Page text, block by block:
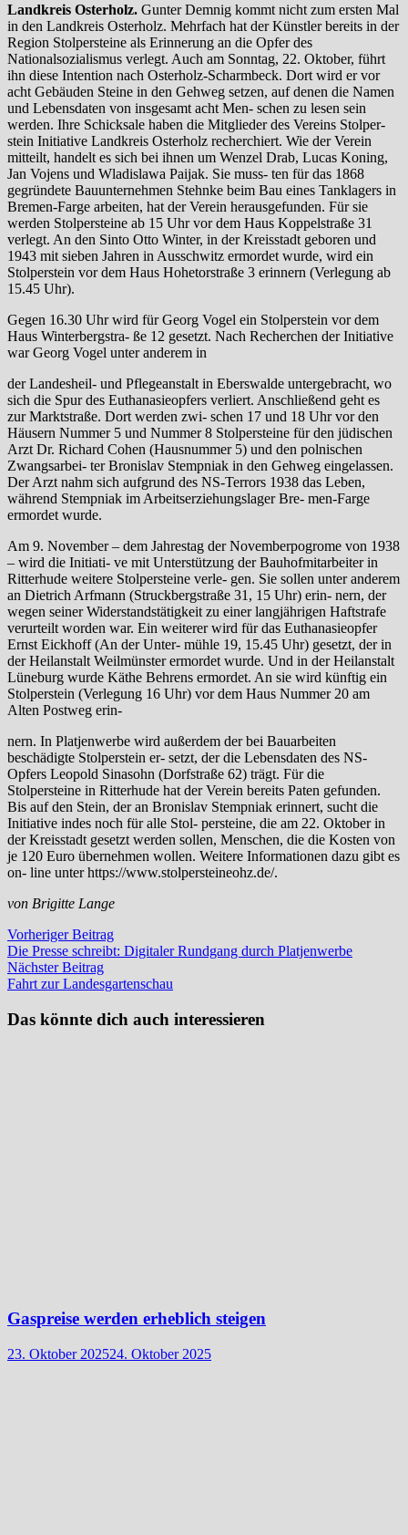
Landkreis Osterholz. Gunter Demnig kommt nicht zum ersten Mal
in den Landkreis Osterholz. Mehrfach hat der Künstler bereits in der
Region Stolpersteine als Erinnerung an die Opfer des
Nationalsozialismus verlegt. Auch am Sonntag, 22. Oktober, führt
ihn diese Intention nach Osterholz-Scharmbeck. Dort wird er vor
acht Gebäuden Steine in den Gehweg setzen, auf denen die Namen
und Lebensdaten von insgesamt acht Men- schen zu lesen sein
werden. Ihre Schicksale haben die Mitglieder des Vereins Stolper-
stein Initiative Landkreis Osterholz recherchiert. Wie der Verein
mitteilt, handelt es sich bei ihnen um Wenzel Drab, Lucas Koning,
Jan Vojens und Wladislawa Paijak. Sie muss- ten für das 1868
gegründete Bauunternehmen Stehnke beim Bau eines Tanklagers in
Bremen-Farge arbeiten, hat der Verein herausgefunden. Für sie
werden Stolpersteine ab 15 Uhr vor dem Haus Koppelstraße 31
verlegt. An den Sinto Otto Winter, in der Kreisstadt geboren und
1943 mit sieben Jahren in Ausschwitz ermordet wurde, wird ein
Stolperstein vor dem Haus Hohetorstraße 3 erinnern (Verlegung ab
15.45 Uhr).
Gegen 16.30 Uhr wird für Georg Vogel ein Stolperstein vor dem
Haus Winterbergstra- ße 12 gesetzt. Nach Recherchen der Initiative
war Georg Vogel unter anderem in
der Landesheil- und Pflegeanstalt in Eberswalde untergebracht, wo
sich die Spur des Euthanasieopfers verliert. Anschließend geht es
zur Marktstraße. Dort werden zwi- schen 17 und 18 Uhr vor den
Häusern Nummer 5 und Nummer 8 Stolpersteine für den jüdischen
Arzt Dr. Richard Cohen (Hausnummer 5) und den polnischen
Zwangsarbei- ter Bronislav Stempniak in den Gehweg eingelassen.
Der Arzt nahm sich aufgrund des NS-Terrors 1938 das Leben,
während Stempniak im Arbeitserziehungslager Bre- men-Farge
ermordet wurde.
Am 9. November – dem Jahrestag der Novemberpogrome von 1938
– wird die Initiati- ve mit Unterstützung der Bauhofmitarbeiter in
Ritterhude weitere Stolpersteine verle- gen. Sie sollen unter anderem
an Dietrich Arfmann (Struckbergstraße 31, 15 Uhr) erin- nern, der
wegen seiner Widerstandstätigkeit zu einer langjährigen Haftstrafe
verurteilt worden war. Ein weiterer wird für das Euthanasieopfer
Ernst Eickhoff (An der Unter- mühle 19, 15.45 Uhr) gesetzt, der in
der Heilanstalt Weilmünster ermordet wurde. Und in der Heilanstalt
Lüneburg wurde Käthe Behrens ermordet. An sie wird künftig ein
Stolperstein (Verlegung 16 Uhr) vor dem Haus Nummer 20 am
Alten Postweg erin-
nern. In Platjenwerbe wird außerdem der bei Bauarbeiten
beschädigte Stolperstein er- setzt, der die Lebensdaten des NS-
Opfers Leopold Sinasohn (Dorfstraße 62) trägt. Für die
Stolpersteine in Ritterhude hat der Verein bereits Paten gefunden.
Bis auf den Stein, der an Bronislav Stempniak erinnert, sucht die
Initiative indes noch für alle Stol- persteine, die am 22. Oktober in
der Kreisstadt gesetzt werden sollen, Menschen, die die Kosten von
je 120 Euro übernehmen wollen. Weitere Informationen dazu gibt es
on- line unter https://www.stolpersteineohz.de/.
von Brigitte Lange
Beitragsnavigation
Vorheriger BeitragVorheriger
Beitrag:
Die Presse schreibt: Digitaler Rundgang durch Platjenwerbe
Nächster BeitragNächster
Beitrag:
Fahrt zur Landesgartenschau
Das könnte dich auch interessieren
Gaspreise werden erheblich steigen
23. Oktober 202524. Oktober 2025